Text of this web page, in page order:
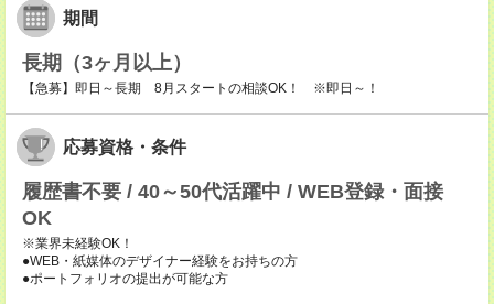
期間
長期（3ヶ月以上）
【急募】即日～長期 8月スタートの相談OK！ ※即日～！
応募資格・条件
履歴書不要 / 40～50代活躍中 / WEB登録・面接
OK
※業界未経験OK！
●WEB・紙媒体のデザイナー経験をお持ちの方
●ポートフォリオの提出が可能な方